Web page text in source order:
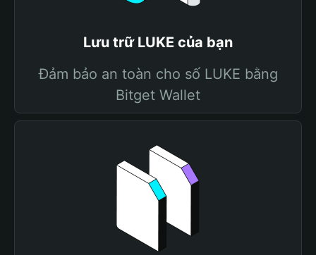
Lưu trữ LUKE của bạn
Đảm bảo an toàn cho số LUKE bằng
Bitget Wallet